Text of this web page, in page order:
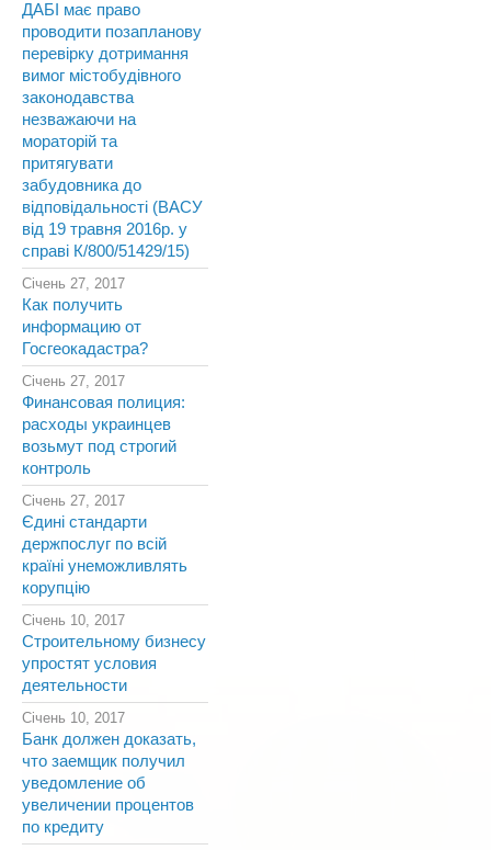
ДАБІ має право
проводити позапланову
перевірку дотримання
вимог містобудівного
законодавства
незважаючи на
мораторій та
притягувати
забудовника до
відповідальності (ВАСУ
від 19 травня 2016р. у
справі К/800/51429/15)
Січень 27, 2017
Как получить
информацию от
Госгеокадастра?
Січень 27, 2017
Финансовая полиция:
расходы украинцев
возьмут под строгий
контроль
Січень 27, 2017
Єдині стандарти
держпослуг по всій
країні унеможливлять
корупцію
Січень 10, 2017
Строительному бизнесу
упростят условия
деятельности
Січень 10, 2017
Банк должен доказать,
что заемщик получил
уведомление об
увеличении процентов
по кредиту